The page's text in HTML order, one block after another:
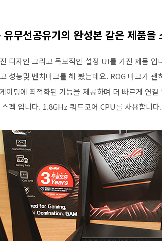
유무선공유기의 완성본 같은 제품을
디자인 그리고 독보적인 설정 UI를 가진 제품
성능및 벤치마크를 해 봤는데요. ROG 마크가
이밍에 최적화된 기능을 제공하며 더 빠르게 연
펙 입니다. 1.8GHz 쿼드코어 CPU를 사용합니